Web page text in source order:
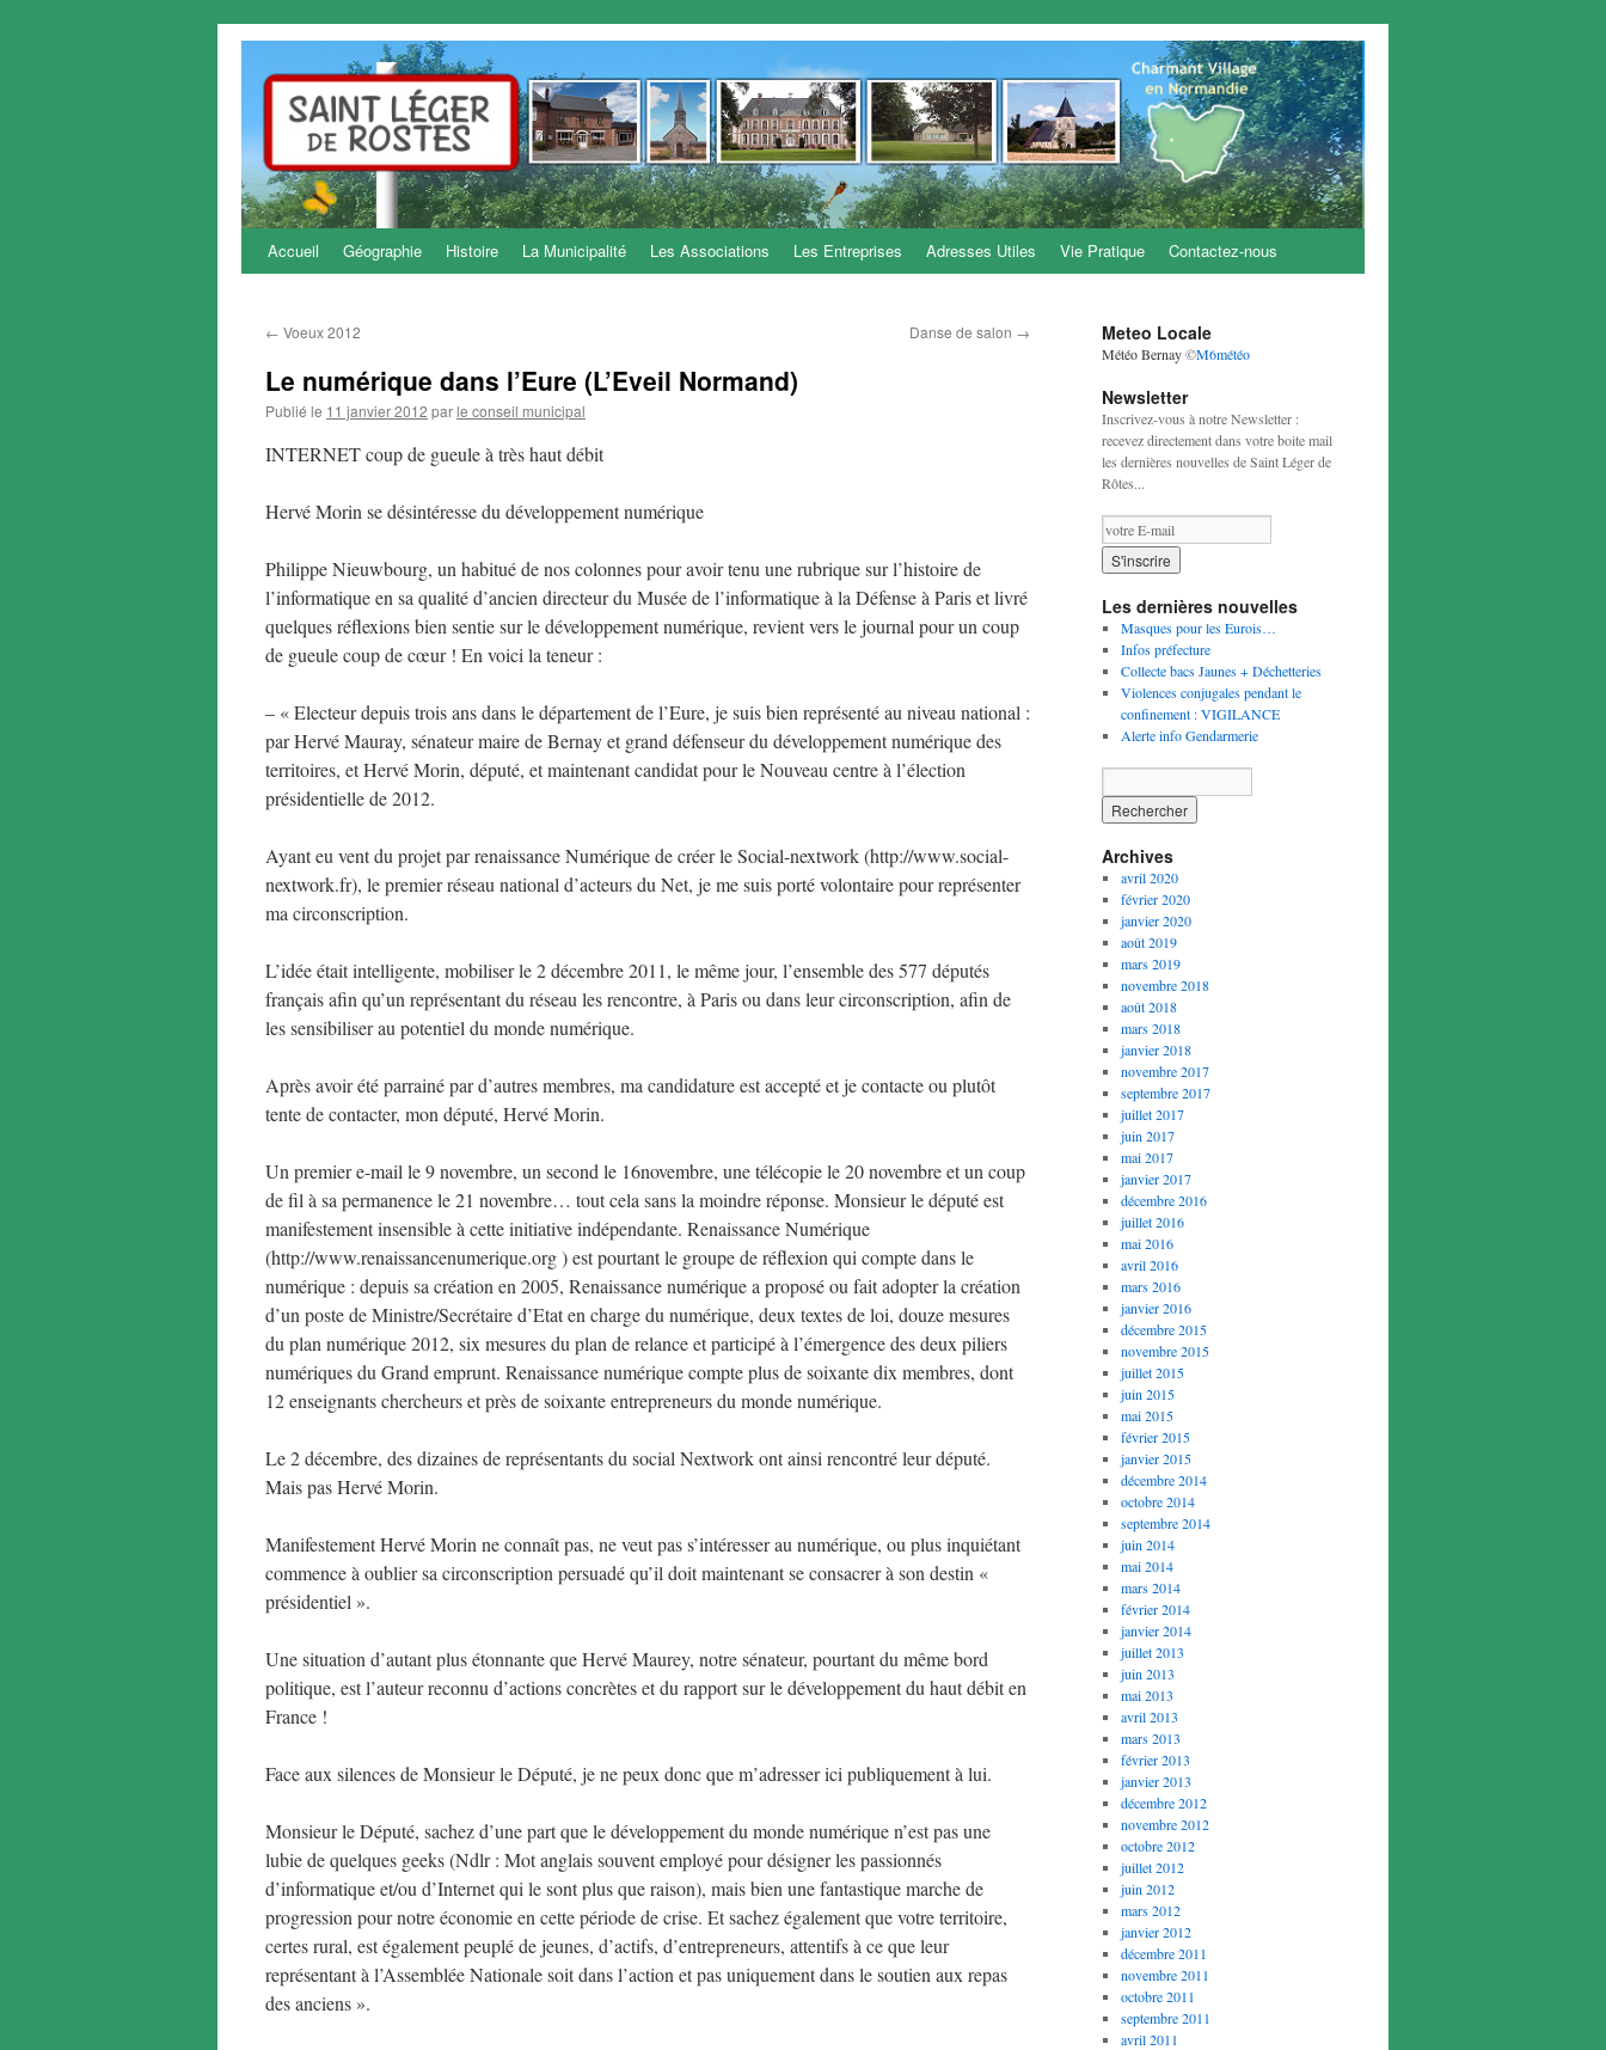
Aller
contenu
Accueil Géographie Histoire La Municipalité Les Associations Les Entreprises Adresses Utiles Vie Pratique Contactez-nous
← Voeux 2012 Danse de salon →
Le numérique dans l’Eure (L’Eveil Normand)
Publié le 11 janvier 2012 parle conseil municipal
INTERNET coup de gueule à très haut débit
Hervé Morin se désintéresse du développement numérique
Philippe Nieuwbourg, un habitué de nos colonnes pour avoir tenu une rubrique sur l’histoire de
l’informatique en sa qualité d’ancien directeur du Musée de l’informatique à la Défense à Paris et livré
quelques réflexions bien sentie sur le développement numérique, revient vers le journal pour un coup
de gueule coup de cœur ! En voici la teneur :
– « Electeur depuis trois ans dans le département de l’Eure, je suis bien représenté au niveau national :
par Hervé Mauray, sénateur maire de Bernay et grand défenseur du développement numérique des
territoires, et Hervé Morin, député, et maintenant candidat pour le Nouveau centre à l’élection
présidentielle de 2012.
Ayant eu vent du projet par renaissance Numérique de créer le Social-nextwork (http://www.social-
nextwork.fr), le premier réseau national d’acteurs du Net, je me suis porté volontaire pour représenter
ma circonscription.
L’idée était intelligente, mobiliser le 2 décembre 2011, le même jour, l’ensemble des 577 députés
français afin qu’un représentant du réseau les rencontre, à Paris ou dans leur circonscription, afin de
les sensibiliser au potentiel du monde numérique.
Après avoir été parrainé par d’autres membres, ma candidature est accepté et je contacte ou plutôt
tente de contacter, mon député, Hervé Morin.
Un premier e-mail le 9 novembre, un second le 16novembre, une télécopie le 20 novembre et un coup
de fil à sa permanence le 21 novembre… tout cela sans la moindre réponse. Monsieur le député est
manifestement insensible à cette initiative indépendante. Renaissance Numérique
(http://www.renaissancenumerique.org ) est pourtant le groupe de réflexion qui compte dans le
numérique : depuis sa création en 2005, Renaissance numérique a proposé ou fait adopter la création
d’un poste de Ministre/Secrétaire d’Etat en charge du numérique, deux textes de loi, douze mesures
du plan numérique 2012, six mesures du plan de relance et participé à l’émergence des deux piliers
numériques du Grand emprunt. Renaissance numérique compte plus de soixante dix membres, dont
12 enseignants chercheurs et près de soixante entrepreneurs du monde numérique.
Le 2 décembre, des dizaines de représentants du social Nextwork ont ainsi rencontré leur député.
Mais pas Hervé Morin.
Manifestement Hervé Morin ne connaît pas, ne veut pas s’intéresser au numérique, ou plus inquiétant
commence à oublier sa circonscription persuadé qu’il doit maintenant se consacrer à son destin «
présidentiel ».
Une situation d’autant plus étonnante que Hervé Maurey, notre sénateur, pourtant du même bord
politique, est l’auteur reconnu d’actions concrètes et du rapport sur le développement du haut débit en
France !
Face aux silences de Monsieur le Député, je ne peux donc que m’adresser ici publiquement à lui.
Monsieur le Député, sachez d’une part que le développement du monde numérique n’est pas une
lubie de quelques geeks (Ndlr : Mot anglais souvent employé pour désigner les passionnés
d’informatique et/ou d’Internet qui le sont plus que raison), mais bien une fantastique marche de
progression pour notre économie en cette période de crise. Et sachez également que votre territoire,
certes rural, est également peuplé de jeunes, d’actifs, d’entrepreneurs, attentifs à ce que leur
représentant à l’Assemblée Nationale soit dans l’action et pas uniquement dans le soutien aux repas
des anciens ».
Meteo Locale
Météo Bernay©M6météo
Newsletter
Inscrivez-vous à notre Newsletter :
recevez directement dans votre boite mail
les dernières nouvelles de Saint Léger de
Rôtes...
Les dernières nouvelles
Masques pour les Eurois…
Infos préfecture
Collecte bacs Jaunes + Déchetteries
Violences conjugales pendant le
confinement : VIGILANCE
Alerte info Gendarmerie
Archives
avril 2020
février 2020
janvier 2020
août 2019
mars 2019
novembre 2018
août 2018
mars 2018
janvier 2018
novembre 2017
septembre 2017
juillet 2017
juin 2017
mai 2017
janvier 2017
décembre 2016
juillet 2016
mai 2016
avril 2016
mars 2016
janvier 2016
décembre 2015
novembre 2015
juillet 2015
juin 2015
mai 2015
février 2015
janvier 2015
décembre 2014
octobre 2014
septembre 2014
juin 2014
mai 2014
mars 2014
février 2014
janvier 2014
juillet 2013
juin 2013
mai 2013
avril 2013
mars 2013
février 2013
janvier 2013
décembre 2012
novembre 2012
octobre 2012
juillet 2012
juin 2012
mars 2012
janvier 2012
décembre 2011
novembre 2011
octobre 2011
septembre 2011
avril 2011